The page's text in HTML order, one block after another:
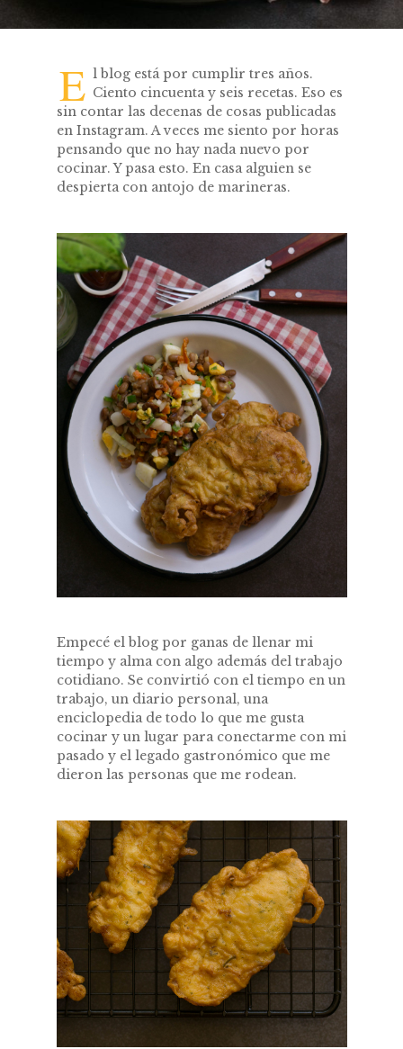
E l blog está por cumplir tres años.
Ciento cincuenta y seis recetas. Eso es
sin contar las decenas de cosas publicadas
en Instagram. A veces me siento por horas
pensando que no hay nada nuevo por
cocinar. Y pasa esto. En casa alguien se
despierta con antojo de marineras.
Empecé el blog por ganas de llenar mi
tiempo y alma con algo además del trabajo
cotidiano. Se convirtió con el tiempo en un
trabajo, un diario personal, una
enciclopedia de todo lo que me gusta
cocinar y un lugar para conectarme con mi
pasado y el legado gastronómico que me
dieron las personas que me rodean.